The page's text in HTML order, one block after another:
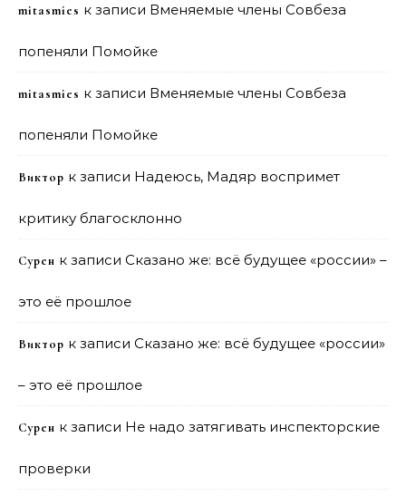
mitasmies к записи Вменяемые члены Совбеза
попеняли Помойке
mitasmies к записи Вменяемые члены Совбеза
попеняли Помойке
Виктор к записи Надеюсь, Мадяр воспримет
критику благосклонно
Сурен к записи Сказано же: всё будущее «россии» –
это её прошлое
Виктор к записи Сказано же: всё будущее «россии»
– это её прошлое
Сурен к записи Не надо затягивать инспекторские
проверки